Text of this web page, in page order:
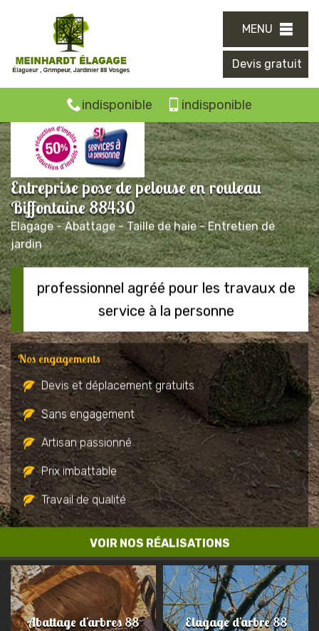
MENU
Devis gratuit
indisponible indisponible
Entreprise pose de pelouse en rouleau
Biffontaine 88430
Elagage - Abattage - Taille de haie - Entretien de
jardin
VOIR NOS RÉALISATIONS
professionnel agréé pour les travaux de
service à la personne
Nos engagements
Devis et déplacement gratuits
Sans engagement
Artisan passionné
Prix imbattable
Travail de qualité
Abattage d'arbres 88 Elagage d'arbre 88